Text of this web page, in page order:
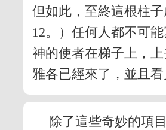
但如此，至終這根柱
12。）任何人都不可
神的使者在梯子上，
雅各已經來了，並且
除了這些奇妙的項